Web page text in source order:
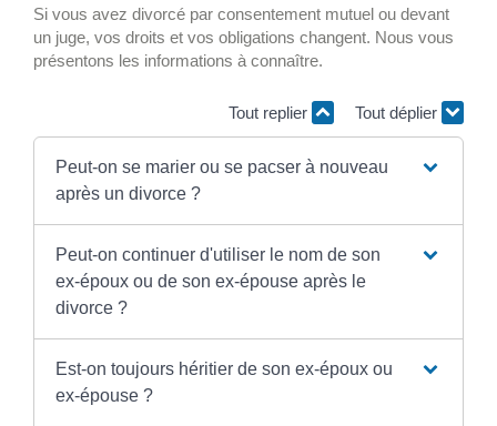
Si vous avez divorcé par consentement mutuel ou devant
un juge, vos droits et vos obligations changent. Nous vous
présentons les informations à connaître.
Tout replier Tout déplier
Peut-on se marier ou se pacser à nouveau
après un divorce ?
Peut-on continuer d'utiliser le nom de son
ex-époux ou de son ex-épouse après le
divorce ?
Est-on toujours héritier de son ex-époux ou
ex-épouse ?